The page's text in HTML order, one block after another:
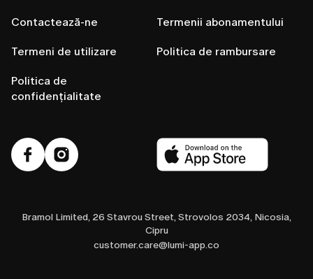
Contactează-ne
Termeni de utilizare
Politica de
confidențialitate
Termenii abonamentului
Politica de rambursare
Bramol Limited, 26 Stavrou Street, Strovolos 2034, Nicosia,
Cipru
customer.care@lumi-app.co